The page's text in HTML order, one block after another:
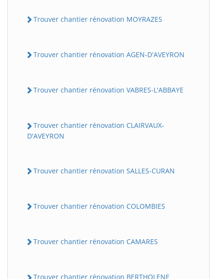
Trouver chantier rénovation MOYRAZES
Trouver chantier rénovation AGEN-D'AVEYRON
Trouver chantier rénovation VABRES-L'ABBAYE
Trouver chantier rénovation CLAIRVAUX-
D'AVEYRON
Trouver chantier rénovation SALLES-CURAN
Trouver chantier rénovation COLOMBIES
Trouver chantier rénovation CAMARES
Trouver chantier rénovation BERTHOLENE